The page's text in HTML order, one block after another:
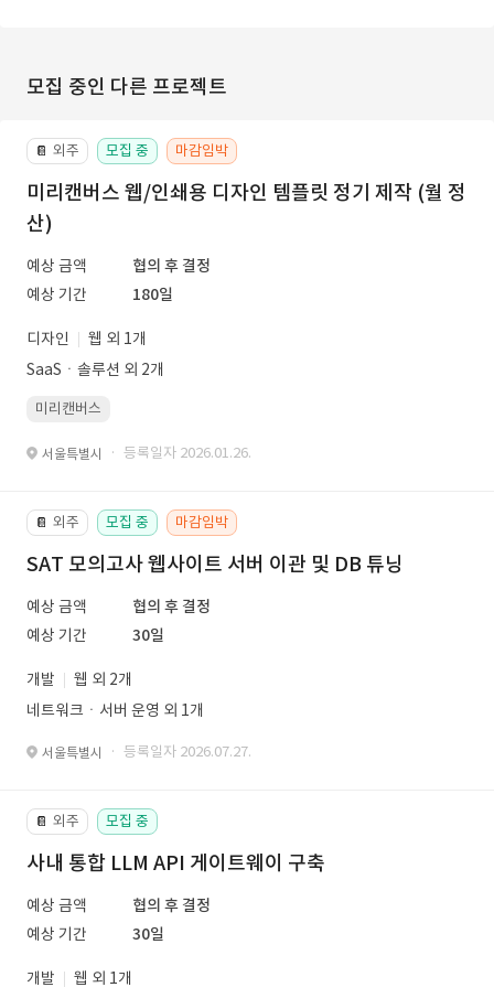
모집 중인 다른 프로젝트
📔 외주 모집 중 마감임박
미리캔버스 웹/인쇄용 디자인 템플릿 정기 제작 (월 정
산)
예상 금액
협의 후 결정
예상 기간
180일
디자인
웹 외 1개
SaaSㆍ솔루션 외 2개
미리캔버스
서울특별시 · 등록일자 2026.01.26.
📔 외주 모집 중 마감임박
SAT 모의고사 웹사이트 서버 이관 및 DB 튜닝
예상 금액
협의 후 결정
예상 기간
30일
개발
웹 외 2개
네트워크ㆍ서버 운영 외 1개
서울특별시 · 등록일자 2026.07.27.
📔 외주 모집 중
사내 통합 LLM API 게이트웨이 구축
예상 금액
협의 후 결정
예상 기간
30일
개발
웹 외 1개